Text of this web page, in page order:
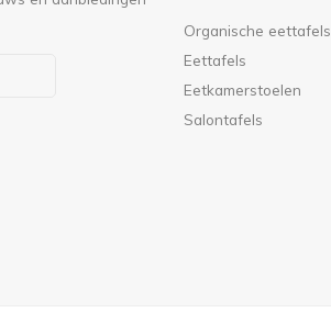
Organische eettafels
Eettafels
Eetkamerstoelen
Salontafels